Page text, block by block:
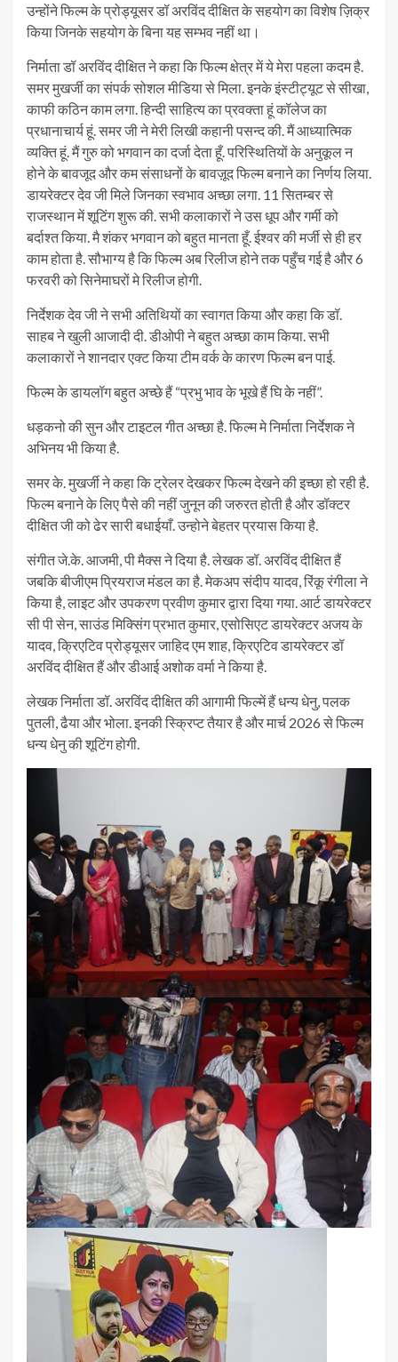
उन्होंने फिल्म के प्रोड्यूसर डॉ अरविंद दीक्षित के सहयोग का विशेष ज़िक्र
किया जिनके सहयोग के बिना यह सम्भव नहीं था।
निर्माता डॉ अरविंद दीक्षित ने कहा कि फिल्म क्षेत्र में ये मेरा पहला कदम है.
समर मुखर्जी का संपर्क सोशल मीडिया से मिला. इनके इंस्टीट्यूट से सीखा,
काफी कठिन काम लगा. हिन्दी साहित्य का प्रवक्ता हूं कॉलेज का
प्रधानाचार्य हूं. समर जी ने मेरी लिखी कहानी पसन्द की. मैं आध्यात्मिक
व्यक्ति हूं. मैं गुरु को भगवान का दर्जा देता हूँ. परिस्थितियों के अनुकूल न
होने के बावजूद और कम संसाधनों के बावज़ूद फिल्म बनाने का निर्णय लिया.
डायरेक्टर देव जी मिले जिनका स्वभाव अच्छा लगा. 11 सितम्बर से
राजस्थान में शूटिंग शुरू की. सभी कलाकारों ने उस धूप और गर्मी को
बर्दाश्त किया. मै शंकर भगवान को बहुत मानता हूँ. ईश्वर की मर्जी से ही हर
काम होता है. सौभाग्य है कि फिल्म अब रिलीज होने तक पहुँच गई है और 6
फरवरी को सिनेमाघरों मे रिलीज होगी.
निर्देशक देव जी ने सभी अतिथियों का स्वागत किया और कहा कि डॉ.
साहब ने खुली आजादी दी. डीओपी ने बहुत अच्छा काम किया. सभी
कलाकारों ने शानदार एक्ट किया टीम वर्क के कारण फिल्म बन पाई.
फिल्म के डायलॉग बहुत अच्छे हैं “प्रभु भाव के भूखे हैं घि के नहीं”.
धड़कनो की सुन और टाइटल गीत अच्छा है. फिल्म मे निर्माता निर्देशक ने
अभिनय भी किया है.
समर के. मुखर्जी ने कहा कि ट्रेलर देखकर फिल्म देखने की इच्छा हो रही है.
फिल्म बनाने के लिए पैसे की नहीं जुनून की जरुरत होती है और डॉक्टर
दीक्षित जी को ढेर सारी बधाईयाँ. उन्होने बेहतर प्रयास किया है.
संगीत जे.के. आजमी, पी मैक्स ने दिया है. लेखक डॉ. अरविंद दीक्षित हैं
जबकि बीजीएम प्रियराज मंडल का है. मेकअप संदीप यादव, रिंकू रंगीला ने
किया है, लाइट और उपकरण प्रवीण कुमार द्वारा दिया गया. आर्ट डायरेक्टर
सी पी सेन, साउंड मिक्सिंग प्रभात कुमार, एसोसिएट डायरेक्टर अजय के
यादव, क्रिएटिव प्रोड्यूसर जाहिद एम शाह, क्रिएटिव डायरेक्टर डॉ
अरविंद दीक्षित हैं और डीआई अशोक वर्मा ने किया है.
लेखक निर्माता डॉ. अरविंद दीक्षित की आगामी फिल्में हैं धन्य धेनु, पलक
पुतली, ढैया और भोला. इनकी स्क्रिप्ट तैयार है और मार्च 2026 से फिल्म
धन्य धेनु की शूटिंग होगी.